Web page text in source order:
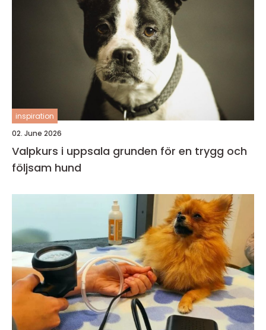
inspiration
02. June 2026
Valpkurs i uppsala grunden för en trygg och
följsam hund